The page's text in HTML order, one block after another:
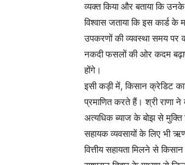
व्यक्त किया और बताया कि
विश्वास जताया कि इस
उपकरणों की व्यवस्था समय पर
नकदी फसलों की ओर कदम
होंगे।
इसी कड़ी में, किसान क्रेडिट
प्रमाणित करते हैं। श्री राणा
अत्यधिक ब्याज के बोझ से मुक्ति
सहायक व्यवसायों के लिए भी
वित्तीय सहायता मिलने से